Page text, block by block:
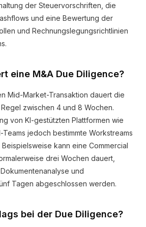
der Steuervorschriften, die
und eine Bewertung der
und Rechnungslegungsrichtlinien
eine M&A Due Diligence?
Mid-Market-Transaktion dauert die
zwischen 4 und 8 Wochen.
von KI-gestützten Plattformen wie
jedoch bestimmte Workstreams
kann eine Commercial
drei Wochen dauert,
und
Tagen abgeschlossen werden.
bei der Due Diligence?